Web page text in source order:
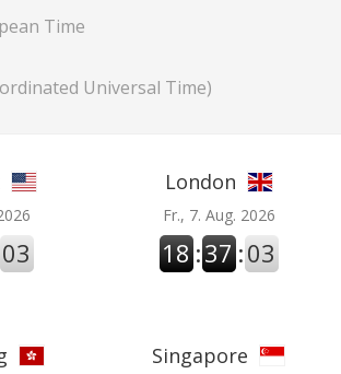
Time
Universal Time)
03
London
Fr., 7. Aug. 2026
18 :37 :03
Singapore